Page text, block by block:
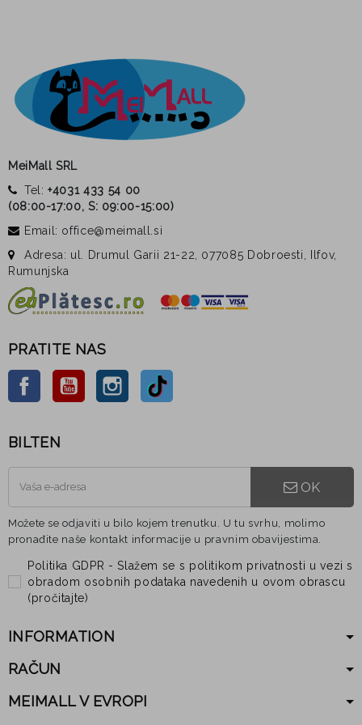
MeiMall SRL
Tel:+4031 433 54 00
(08:00-17:00, S: 09:00-15:00)
Email: office@meimall.si
Adresa: ul. Drumul Garii 21-22, 077085 Dobroesti, Ilfov,
Rumunjska
PRATITE NAS
FacebookYouTube InstagramTikTok
BILTEN
OK
Možete se odjaviti u bilo kojem trenutku. U tu svrhu, molimo
pronađite naše kontakt informacije u pravnim obavijestima.
Politika GDPR - Slažem se s politikom privatnosti u vezi s
obradom osobnih podataka navedenih u ovom obrascu
(pročitajte)
INFORMATION
RAČUN
MEIMALL V EVROPI